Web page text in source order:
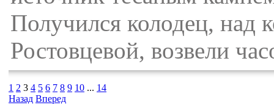
Получился колодец, над
Ростовцевой, возвели
1 2 3 4 5 6 7 8 9 10 ... 14
Назад Вперед